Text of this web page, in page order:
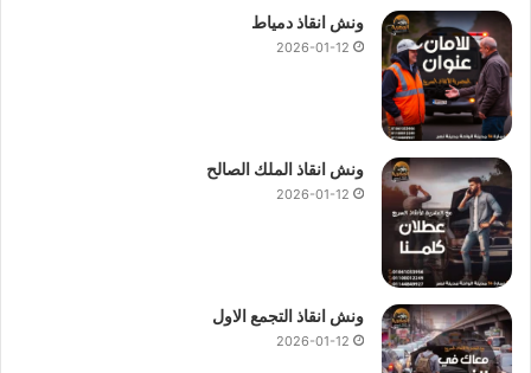
ونش انقاذ دمياط
2026-01-12
ونش انقاذ الملك الصالح
2026-01-12
ونش انقاذ التجمع الاول
2026-01-12